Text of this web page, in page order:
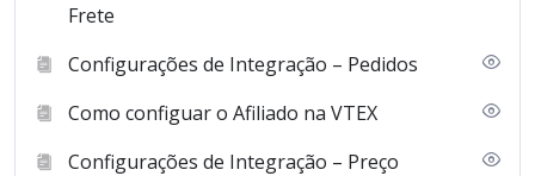
Frete
Configurações de Integração – Pedidos
Como configuar o Afiliado na VTEX
Configurações de Integração – Preço